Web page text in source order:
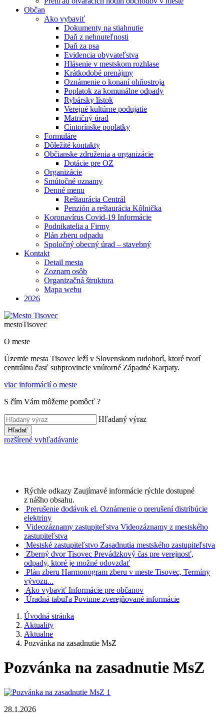
Občan
Ako vybaviť
Dokumenty na stiahnutie
Daň z nehnuteľnosti
Daň za psa
Evidencia obyvateľstva
Hlásenie v mestskom rozhlase
Krátkodobé prenájmy
Oznámenie o konaní ohňostroja
Poplatok za komunálne odpady
Rybársky lístok
Verejné kultúrne podujatie
Matričný úrad
Cintorínske poplatky
Formuláre
Dôležité kontakty
Občianske združenia a organizácie
Dotácie pre OZ
Organizácie
Smútočné oznamy
Denné menu
Reštaurácia Centrál
Penzión a reštaurácia Kôlnička
Koronavírus Covid-19 Informácie
Podnikatelia a Firmy
Plán zberu odpadu
Spoločný obecný úrad – stavebný
Kontakt
Detail mesta
Zoznam osôb
Organizačná štruktura
Mapa webu
2026
mestoTisovec
O meste
Územie mesta Tisovec leží v Slovenskom rudohorí, ktoré tvorí
centrálnu časť subprovincie vnútorné Západné Karpaty.
viac informácií o meste
S čím Vám môžeme pomôcť ?
Hľadaný výraz
Hľadať
rozšírené vyhľadávanie
Rýchle odkazy Zaujímavé informácie rýchle dostupné
z nášho obsahu.
Prerušenie dodávok el. Oznámenie o prerušení distribúcie
elektriny
Videozáznamy zastupiteľstva Videozáznamy z mestského
zastupiteľstva
Mestské zastupiteľstvo Zasadnutia mestského zastupiteľstva
Zberný dvor Tisovec Prevádzkový čas pre verejnosť,
odpady, ktoré je možné odovzdať
Plán zberu Harmonogram zberu v meste Tisovec, Termíny
vývozu...
Ako vybaviť Informácie pre občanov
Úradná tabuľa Povinne zverejňované informácie
Úvodná stránka
Aktuality
Aktualne
Pozvánka na zasadnutie MsZ
Pozvánka na zasadnutie MsZ
28.1.2026